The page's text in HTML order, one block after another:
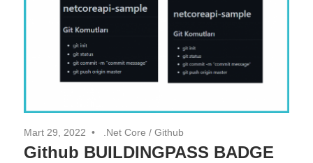
Mart 29, 2022 .Net Core / Github
Github BUILDINGPASS BADGE